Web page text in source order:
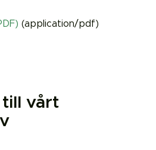
(application/pdf)
vårt